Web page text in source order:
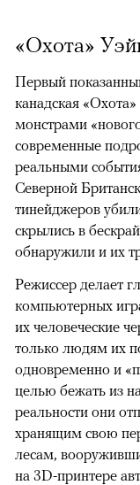
«Охота»
Первый
канадская
монстрами
современные
реальными
Северной
тинейджеров
скрылись в
обнаружили и их
Режиссер делает
компьютерных
их человеческие
только людям их
одновременно и
целью бежать из
реальности они
хранящим свою
лесам,
на 3D-принтере